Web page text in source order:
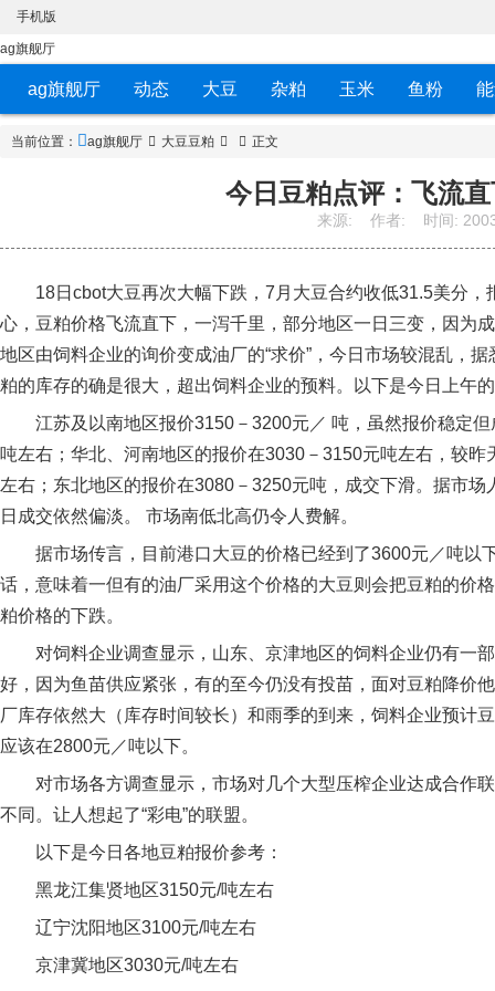
手机版
ag旗舰厅
ag旗舰厅 动态 大豆 杂粕 玉米 鱼粉
当前位置： ag旗舰厅 大豆豆粕 正文
今日豆粕点评：飞流
来源: 作者: 时间:
18日cbot大豆再次大幅下跌，7月大豆合约收低31.5美分，
心，豆粕价格飞流直下，一泻千里，部分地区一日三变，因为
地区由饲料企业的询价变成油厂的“求价”，今日市场较混乱，
粕的库存的确是很大，超出饲料企业的预料。以下是今日上午
江苏及以南地区报价3150－3200元／ 吨，虽然报价稳定但
吨左右；华北、河南地区的报价在3030－3150元吨左右，较
左右；东北地区的报价在3080－3250元吨，成交下滑。据市
日成交依然偏淡。 市场南低北高仍令人费解。
据市场传言，目前港口大豆的价格已经到了3600元／吨以
话，意味着一但有的油厂采用这个价格的大豆则会把豆粕的价
粕价格的下跌。
对饲料企业调查显示，山东、京津地区的饲料企业仍有一
好，因为鱼苗供应紧张，有的至今仍没有投苗，面对豆粕降价
厂库存依然大（库存时间较长）和雨季的到来，饲料企业预计
应该在2800元／吨以下。
对市场各方调查显示，市场对几个大型压榨企业达成合作
不同。让人想起了“彩电”的联盟。
以下是今日各地豆粕报价参考：
黑龙江集贤地区3150元/吨左右
辽宁沈阳地区3100元/吨左右
京津冀地区3030元/吨左右